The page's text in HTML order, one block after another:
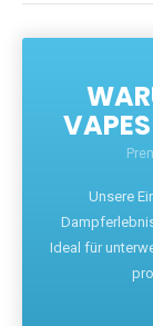
Unsere
Ideal für